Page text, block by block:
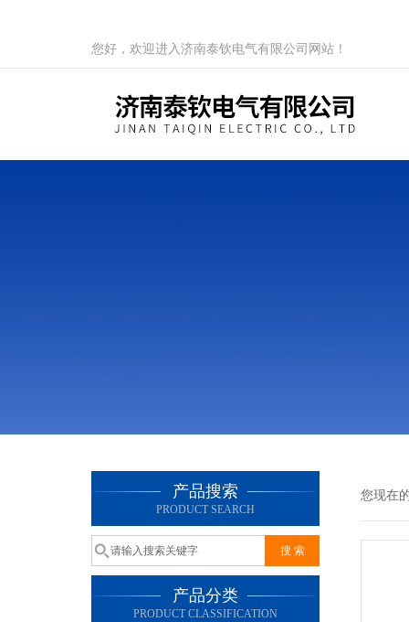
您好，欢迎进入济南泰钦电气有限公司网站！
产品搜索
PRODUCT SEARCH
产品分类
PRODUCT CLASSIFICATION
您现在